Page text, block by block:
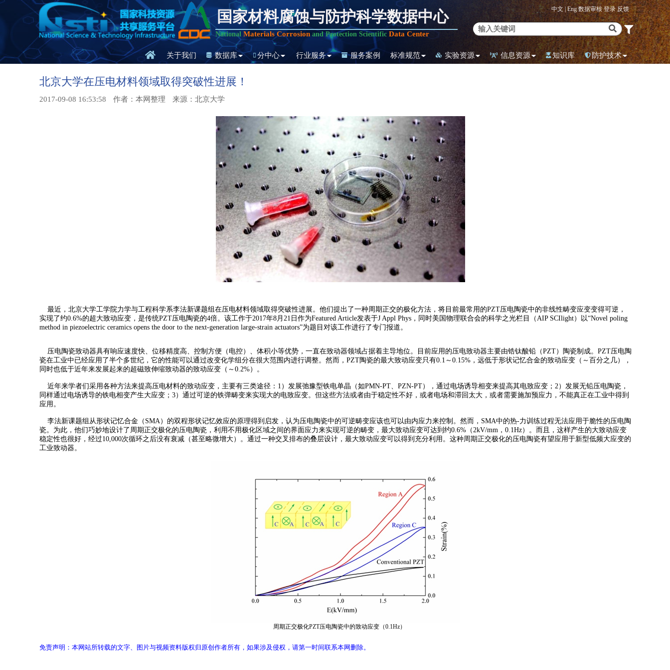
国家材料腐蚀与防护科学数据中心
National Materials Corrosionand Protection Scientific Data Center
中文 |Eng 数据审核登录反馈
关于我们 数据库 分中心 行业服务 服务案例 标准规范 实验资源 信息资源 知识库 防护技术
北京大学在压电材料领域取得突破性进展！
2017-09-08 16:53:58 作者：本网整理 来源：北京大学
最近，北京大学工学院力学与工程科学系李法新课题组在压电材料领域取得突破性进展。他们提出了一种周期正交的极化方法，将目前最常用的PZT压电陶瓷中的非线性畴变应变变得可逆，
实现了约0.6%的超大致动应变，是传统PZT压电陶瓷的4倍。该工作于2017年8月21日作为Featured Article发表于J Appl Phys，同时美国物理联合会的科学之光栏目（AIP SCIlight）以“Novel poling
method in piezoelectric ceramics opens the door to the next-generation large-strain actuators”为题目对该工作进行了专门报道。
压电陶瓷致动器具有响应速度快、位移精度高、控制方便（电控）、体积小等优势，一直在致动器领域占据着主导地位。目前应用的压电致动器主要由锆钛酸铅（PZT）陶瓷制成。PZT压电陶
瓷在工业中已经应用了半个多世纪，它的性能可以通过改变化学组分在很大范围内进行调整。然而，PZT陶瓷的最大致动应变只有0.1～0.15%，远低于形状记忆合金的致动应变（～百分之几），
同时也低于近年来发展起来的超磁致伸缩致动器的致动应变（～0.2%）。
近年来学者们采用各种方法来提高压电材料的致动应变，主要有三类途径：1）发展弛豫型铁电单晶（如PMN-PT、PZN-PT），通过电场诱导相变来提高其电致应变；2）发展无铅压电陶瓷，
同样通过电场诱导的铁电相变产生大应变；3）通过可逆的铁弹畴变来实现大的电致应变。但这些方法或者由于稳定性不好，或者电场和滞回太大，或者需要施加预应力，不能真正在工业中得到
应用。
李法新课题组从形状记忆合金（SMA）的双程形状记忆效应的原理得到启发，认为压电陶瓷中的可逆畴变应该也可以由内应力来控制。然而，SMA中的热-力训练过程无法应用于脆性的压电陶
瓷。为此，他们巧妙地设计了周期正交极化的压电陶瓷，利用不用极化区域之间的界面应力来实现可逆的畴变，最大致动应变可达到约0.6%（2kV/mm，0.1Hz）。而且，这样产生的大致动应变
稳定性也很好，经过10,000次循环之后没有衰减（甚至略微增大）。通过一种交叉排布的叠层设计，最大致动应变可以得到充分利用。这种周期正交极化的压电陶瓷有望应用于新型低频大应变的
工业致动器。
周期正交极化PZT压电陶瓷中的致动应变（0.1Hz）
免责声明：本网站所转载的文字、图片与视频资料版权归原创作者所有，如果涉及侵权，请第一时间联系本网删除。